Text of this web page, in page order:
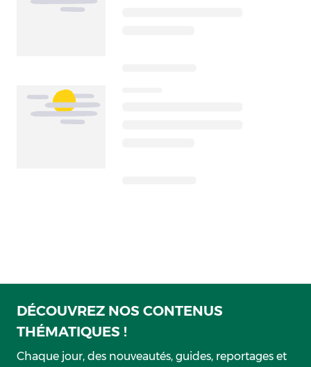
DÉCOUVREZ NOS CONTENUS
THÉMATIQUES !
Chaque jour, des nouveautés, guides, reportages et